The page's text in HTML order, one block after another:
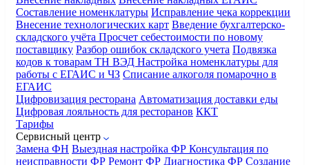
Составление номенклатуры Исправление чека коррекции
Внесение технологических карт Введение бухгалтерско-
складского учёта Просчет себестоимости по новому
поставщику Разбор ошибок складского учета Подвязка
кодов к товарам ТН ВЭД Настройка номенклатуры для
работы с ЕГАИС и ЧЗ Списание алкоголя помарочно в
ЕГАИС
Цифровизация ресторана Автоматизация доставки еды
Цифровая лояльность для ресторанов ККТ
Тарифы
Сервисный центр
Замена ФН Выездная настройка ФР Консультация по
неисправности ФР Ремонт ФР Диагностика ФР Создание